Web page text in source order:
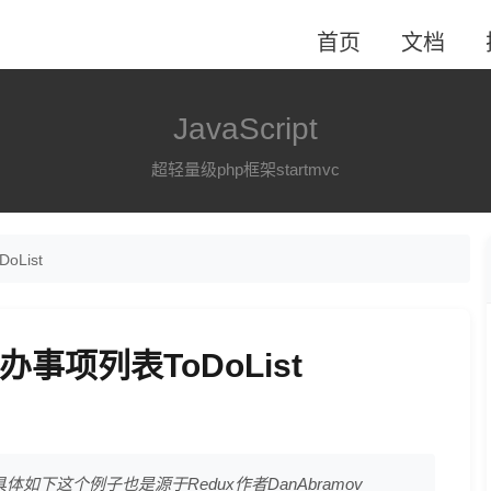
首页 文档
JavaScript
超轻量级php框架startmvc
事项列表ToDoList
如下这个例子也是源于Redux作者DanAbramov